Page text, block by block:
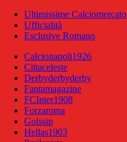
Ultimissime Calciomercato
Ufficialità
Esclusive Romano
Calcionapoli1926
Cittaceleste
Derbyderbyderby
Fantamagazine
FCInter1908
Forzaroma
Golssip
Hellas1903